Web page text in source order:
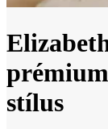
stílus